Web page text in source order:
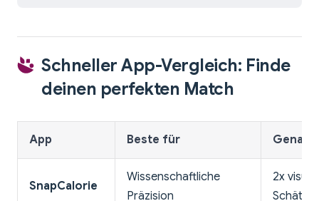
Schneller App-Vergleich: Finde
deinen perfekten Match
App Beste für
SnapCalorie
Wissenschaftliche
Präzision
2x